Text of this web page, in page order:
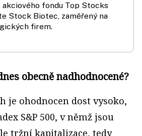
fondu Top Stocks
Stock Biotec, zaměřený na
firem.
obecně nadhodnocené?
je ohodnocen dost vysoko,
S&P 500, v němž jsou
tržní kapitalizace, tedy